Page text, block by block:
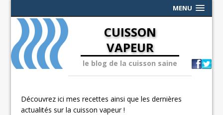
MENU
CUISSON
VAPEUR
le blog de la cuisson saine
Découvrez ici mes recettes ainsi que les dernières
actualités sur la cuisson vapeur !